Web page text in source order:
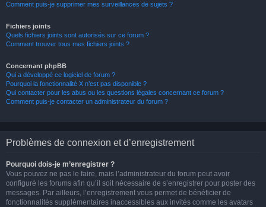
Comment puis-je supprimer mes surveillances de sujets ?
Fichiers joints
Quels fichiers joints sont autorisés sur ce forum ?
Comment trouver tous mes fichiers joints ?
Concernant phpBB
Qui a développé ce logiciel de forum ?
Pourquoi la fonctionnalité X n’est pas disponible ?
Qui contacter pour les abus ou les questions légales concernant ce forum ?
Comment puis-je contacter un administrateur du forum ?
Problèmes de connexion et d’enregistrement
Pourquoi dois-je m’enregistrer ?
Vous pouvez ne pas le faire, mais l’administrateur du forum peut avoir
configuré les forums afin qu’il soit nécessaire de s’enregistrer pour poster des
messages. Par ailleurs, l’enregistrement vous permet de bénéficier de
fonctionnalités supplémentaires inaccessibles aux invités comme les avatars